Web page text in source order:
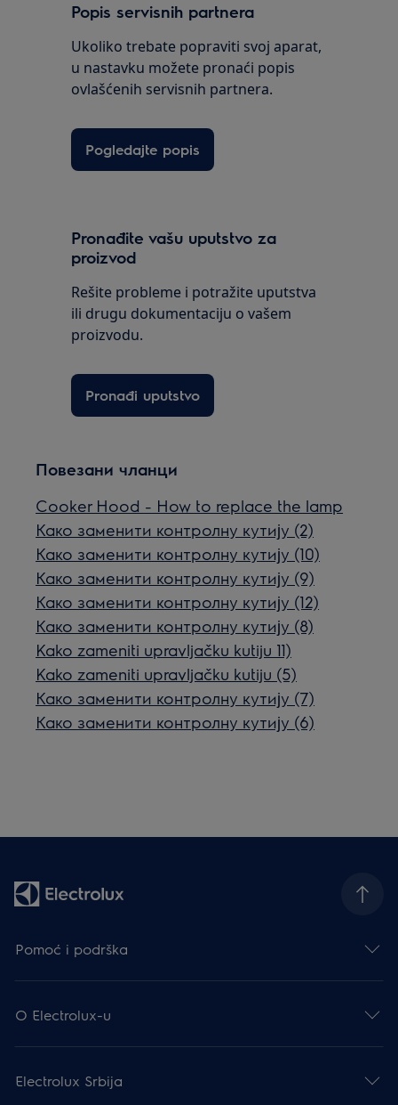
Popis servisnih partnera
Ukoliko trebate popraviti svoj aparat,
u nastavku možete pronaći popis
ovlašćenih servisnih partnera.
Pogledajte popis
Pronađite vašu uputstvo za
proizvod
Rešite probleme i potražite uputstva
ili drugu dokumentaciju o vašem
proizvodu.
Pronađi uputstvo
Повезани чланци
Cooker Hood - How to replace the lamp
Како заменити контролну кутију (2)
Како заменити контролну кутију (10)
Како заменити контролну кутију (9)
Како заменити контролну кутију (12)
Како заменити контролну кутију (8)
Kako zameniti upravljačku kutiju 11)
Kako zameniti upravljačku kutiju (5)
Како заменити контролну кутију (7)
Како заменити контролну кутију (6)
Pomoć i podrška
O Electrolux-u
Electrolux Srbija